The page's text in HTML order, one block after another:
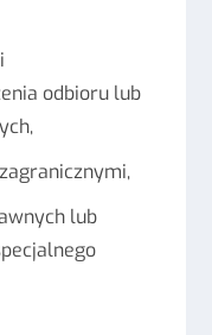
odbioru lub
lub